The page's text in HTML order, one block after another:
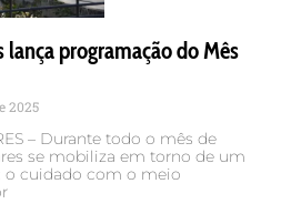
lança programação do Mês
2025
– Durante todo o mês de
se mobiliza em torno de um
o cuidado com o meio